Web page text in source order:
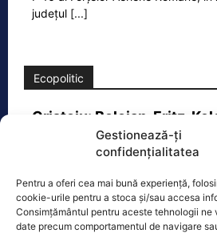
Gestionează-ți
confidențialitatea
Pentru a oferi cea mai bună experiență,
cookie-urile pentru a stoca și/sau accesa
Consimțământul pentru aceste tehnologii ne
date precum comportamentul de navigare
județul [...]
Ecopolitic
Cristoiu: Bolojan, Fritz,
interesul să blocheze
Ion Cristoiu a
la adresa lui Ilie